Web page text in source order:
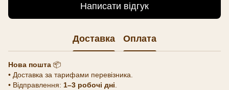
Написати відгук
Доставка Оплата
Нова пошта 📦
• Доставка за тарифами перевізника.
• Відправлення: 1–3 робочі дні